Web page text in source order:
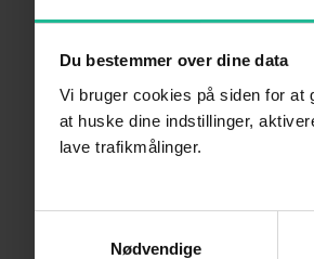
Du bestemmer over dine data
Vi bruger cookies på siden for at
at huske dine indstillinger,
lave trafikmålinger.
Nødvendige